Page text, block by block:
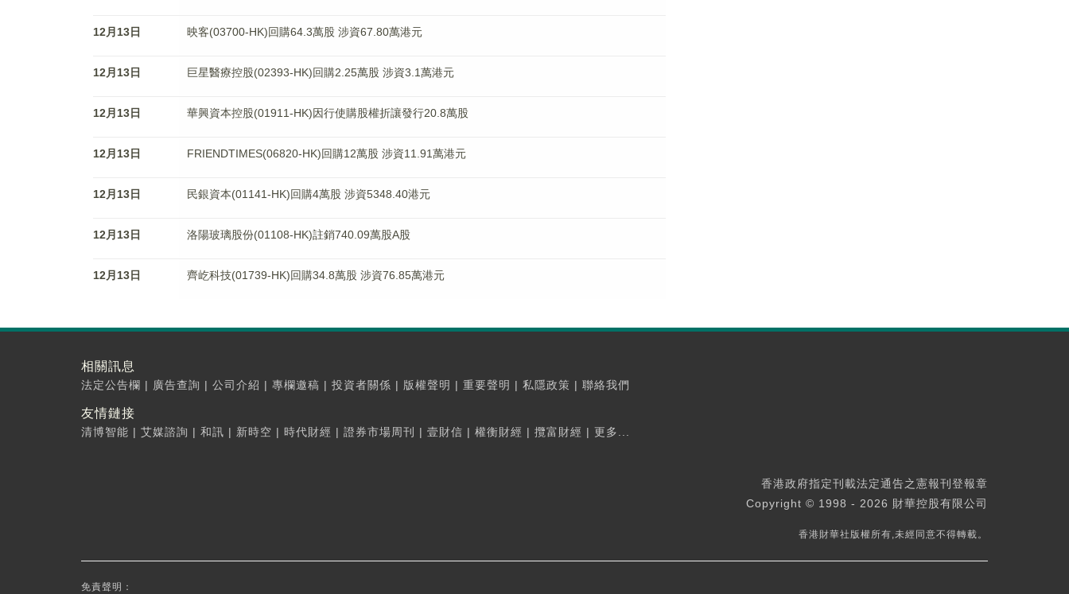
12月13日 映客(03700-HK)回購64.3萬股 涉資67.80萬港元
12月13日 巨星醫療控股(02393-HK)回購2.25萬股 涉資3.1萬港元
12月13日 華興資本控股(01911-HK)因行使購股權折讓發行20.8萬股
12月13日 FRIENDTIMES(06820-HK)回購12萬股 涉資11.91萬港元
12月13日 民銀資本(01141-HK)回購4萬股 涉資5348.40港元
12月13日 洛陽玻璃股份(01108-HK)註銷740.09萬股A股
12月13日 齊屹科技(01739-HK)回購34.8萬股 涉資76.85萬港元
相關訊息
法定公告欄 | 廣告查詢 | 公司介紹 | 專欄邀稿 | 投資者關係 | 版權聲明 | 重要聲明 | 私隱政策 | 聯絡我們
友情鏈接
清博智能 | 艾媒諮詢 | 和訊 | 新時空 | 時代財經 | 證券市場周刊 | 壹財信 | 權衡財經 | 攬富財經 | 更多...
香港政府指定刊載法定通告之憲報刊登報章
Copyright © 1998 - 2026 財華控股有限公司
香港財華社版權所有,未經同意不得轉載。
免責聲明：